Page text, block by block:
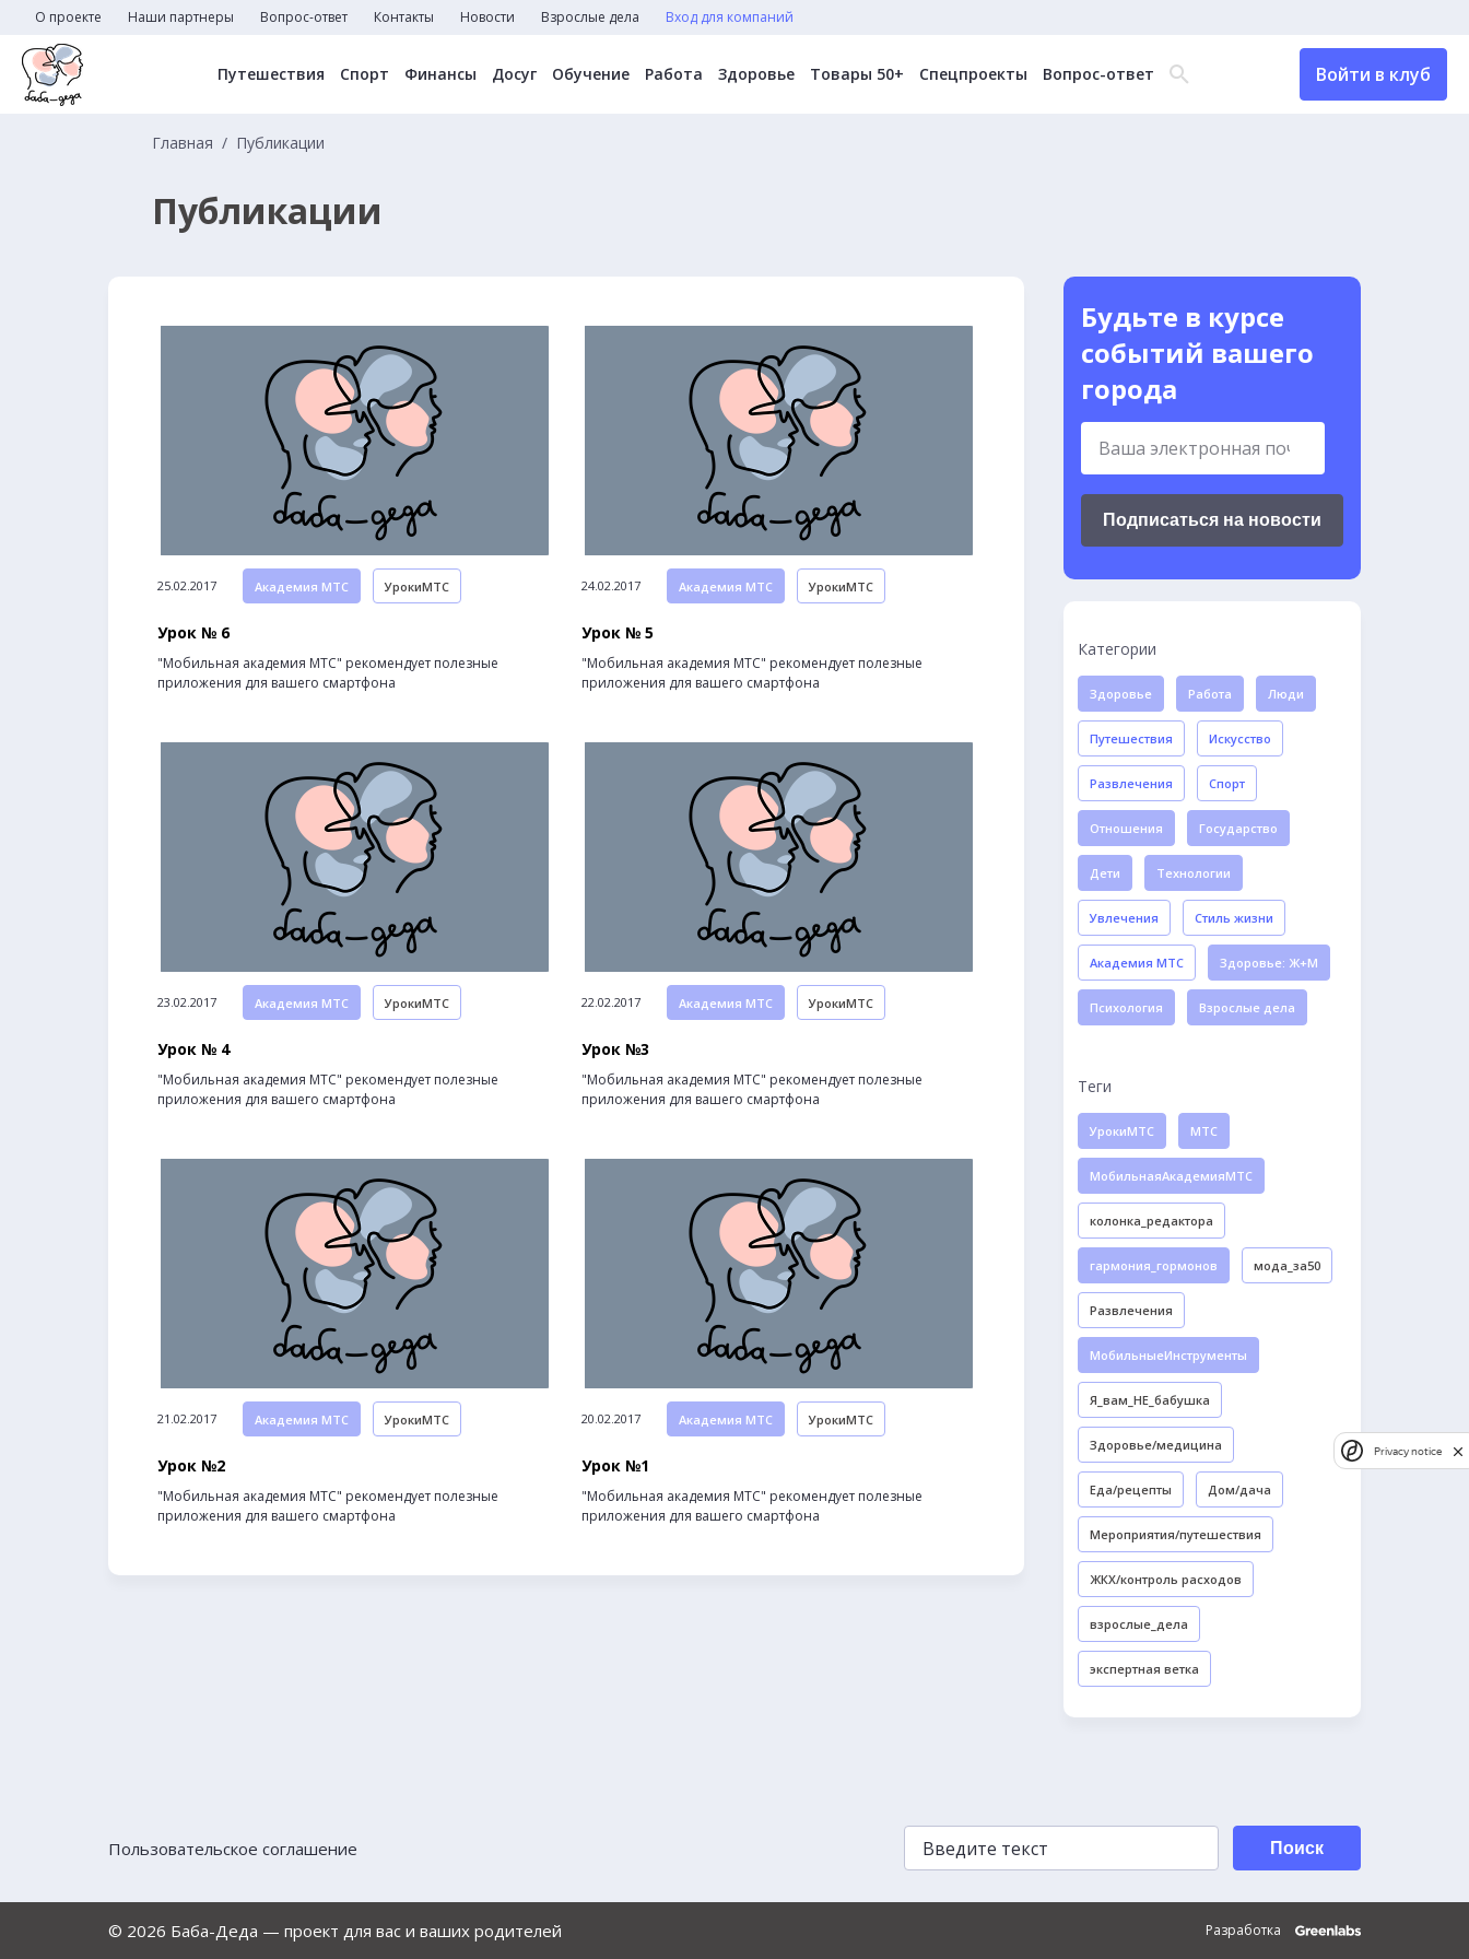
О проекте Наши партнеры Вопрос-ответ Контакты Новости Взрослые дела Вход для компаний
Путешествия Спорт Финансы Досуг Обучение Работа Здоровье Товары 50+ Спецпроекты Вопрос-ответ Войти в клуб
Главная Публикации
Публикации
25.02.2017 Академия МТС УрокиМТС
Урок № 6
"Мобильная академия МТС" рекомендует полезные
приложения для вашего смартфона
24.02.2017 Академия МТС УрокиМТС
Урок № 5
"Мобильная академия МТС" рекомендует полезные
приложения для вашего смартфона
23.02.2017 Академия МТС УрокиМТС
Урок № 4
"Мобильная академия МТС" рекомендует полезные
приложения для вашего смартфона
22.02.2017 Академия МТС УрокиМТС
Урок №3
"Мобильная академия МТС" рекомендует полезные
приложения для вашего смартфона
21.02.2017 Академия МТС УрокиМТС
Урок №2
"Мобильная академия МТС" рекомендует полезные
приложения для вашего смартфона
20.02.2017 Академия МТС УрокиМТС
Урок №1
"Мобильная академия МТС" рекомендует полезные
приложения для вашего смартфона
Будьте в курсе
событий вашего
города
Подписаться на новости
Категории
Здоровье Работа Люди
Путешествия Искусство
Развлечения Спорт
Отношения Государство
Дети Технологии
Увлечения Стиль жизни
Академия МТС Здоровье: Ж+М
Психология Взрослые дела
Теги
УрокиМТС МТС
МобильнаяАкадемияМТС
колонка_редактора
гармония_гормонов мода_за50
Развлечения
МобильныеИнструменты
Я_вам_НЕ_бабушка
Здоровье/медицина
Еда/рецепты Дом/дача
Мероприятия/путешествия
ЖКХ/контроль расходов
взрослые_дела
экспертная ветка
Пользовательское соглашение Поиск
© 2026 Баба-Деда — проект для вас и ваших родителей Разработка
Privacy notice